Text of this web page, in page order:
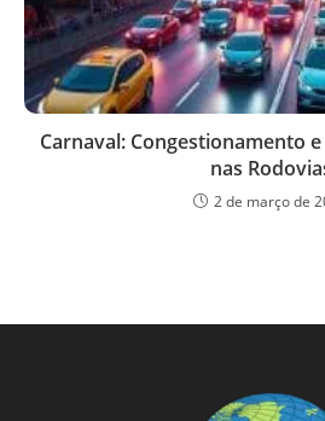
Carnaval: Congestionamento
nas
2 de março de